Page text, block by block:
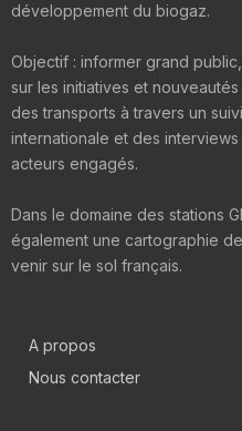
développement du biogaz.
Objectif : informer grand
sur les initiatives et
des transports à travers un
internationale et des
acteurs engagés.
Dans le domaine des stations
également une cartographie
venir sur le sol français.
A propos
Nous contacter